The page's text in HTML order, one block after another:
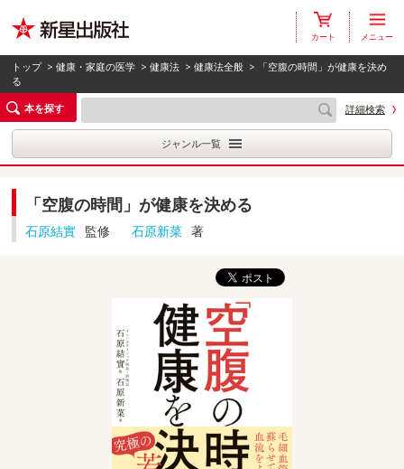
カート メニュー
トップ >健康・家庭の医学 >健康法 >健康法全般 > 「空腹の時間」が健康を決め
る
本を探す
詳細検索
ジャンル一覧
「空腹の時間」が健康を決める
石原結實 監修 石原新菜 著